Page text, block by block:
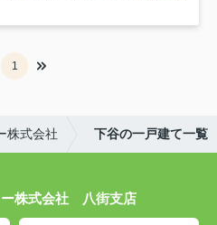
1
株式会社 下谷の一戸建て一覧
ー株式会社 八街支店